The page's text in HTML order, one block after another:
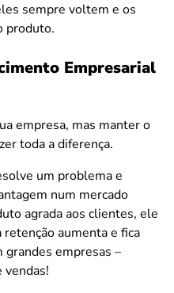
sempre voltem e os
produto.
Empresarial
empresa, mas manter o
toda a diferença.
um problema e
num mercado
agrada aos clientes, ele
retenção aumenta e fica
grandes empresas –
vendas!